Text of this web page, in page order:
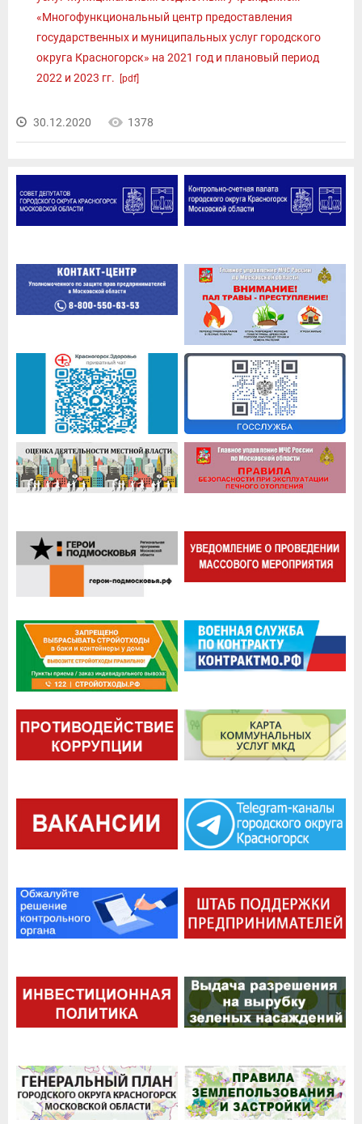
«Многофункциональный центр предоставления
государственных и муниципальных услуг городского
округа Красногорск» на 2021 год и плановый период
2022 и 2023 гг.
[pdf]
30.12.2020 1378